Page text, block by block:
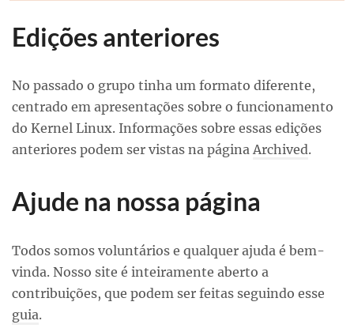
Edições anteriores
No passado o grupo tinha um formato diferente,
centrado em apresentações sobre o funcionamento
do Kernel Linux. Informações sobre essas edições
anteriores podem ser vistas na páginaArchived.
Ajude na nossa página
Todos somos voluntários e qualquer ajuda é bem-
vinda. Nosso site é inteiramente aberto a
contribuições, que podem ser feitas seguindo esse
guia.